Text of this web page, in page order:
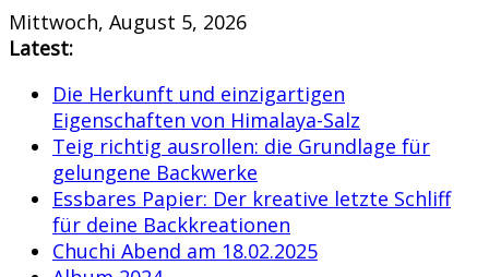
Skip
to
Mittwoch, August 5, 2026
Latest:
Die Herkunft und einzigartigen
Eigenschaften von Himalaya-Salz
Teig richtig ausrollen: die Grundlage für
gelungene Backwerke
Essbares Papier: Der kreative letzte Schliff
für deine Backkreationen
Chuchi Abend am 18.02.2025